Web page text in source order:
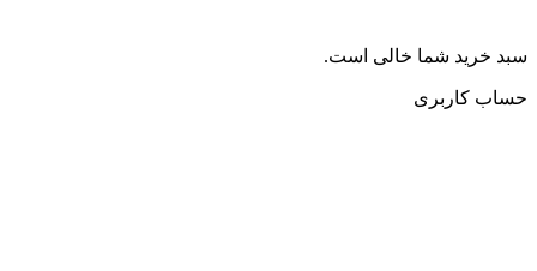
سبد خرید شما خالی است.
حساب کاربری